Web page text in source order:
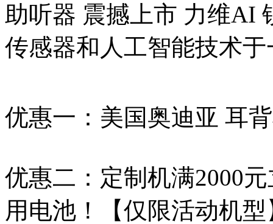
助听器 震撼上市 力维AI
传感器和人工智能技术
优惠一：美国奥迪亚 耳
优惠二：定制机满2000
用电池！【仅限活动机型